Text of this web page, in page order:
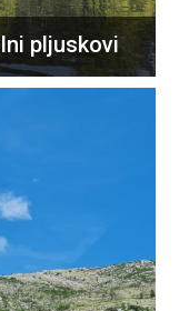
pljuskovi